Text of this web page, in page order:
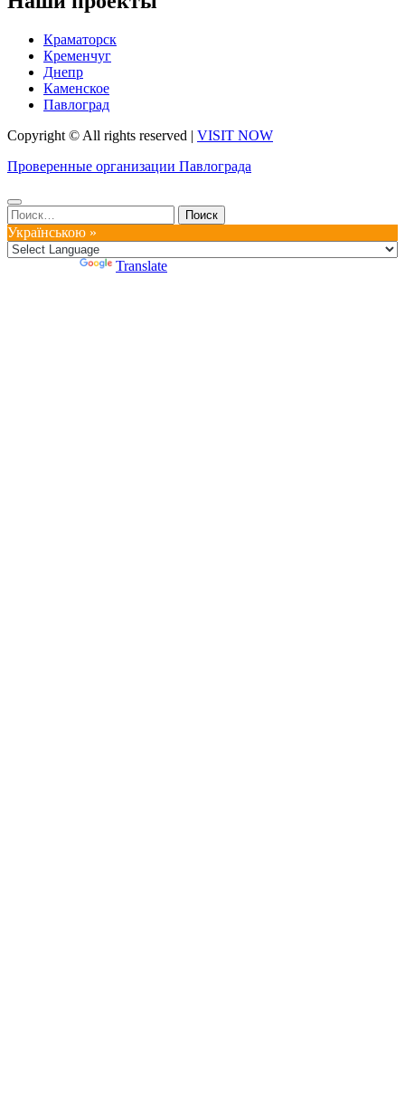
Краматорск
Кременчуг
Днепр
Каменское
Павлоград
Copyright © All rights reserved | VISIT NOW
Проверенные организации Павлограда
Найти:
Українською »
Translate